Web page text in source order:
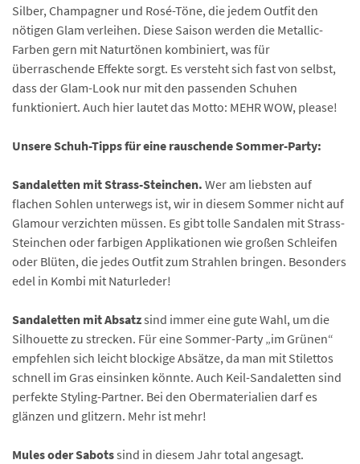
Silber, Champagner und Rosé-Töne, die jedem Outfit den
nötigen Glam verleihen. Diese Saison werden die Metallic-
Farben gern mit Naturtönen kombiniert, was für
überraschende Effekte sorgt. Es versteht sich fast von selbst,
dass der Glam-Look nur mit den passenden Schuhen
funktioniert. Auch hier lautet das Motto: MEHR WOW, please!
Unsere Schuh-Tipps für eine rauschende Sommer-Party:
Sandaletten mit Strass-Steinchen. Wer am liebsten auf
flachen Sohlen unterwegs ist, wir in diesem Sommer nicht auf
Glamour verzichten müssen. Es gibt tolle Sandalen mit Strass-
Steinchen oder farbigen Applikationen wie großen Schleifen
oder Blüten, die jedes Outfit zum Strahlen bringen. Besonders
edel in Kombi mit Naturleder!
Sandaletten mit Absatzsind immer eine gute Wahl, um die
Silhouette zu strecken. Für eine Sommer-Party „im Grünen“
empfehlen sich leicht blockige Absätze, da man mit Stilettos
schnell im Gras einsinken könnte. Auch Keil-Sandaletten sind
perfekte Styling-Partner. Bei den Obermaterialien darf es
glänzen und glitzern. Mehr ist mehr!
Mules oder Sabotssind in diesem Jahr total angesagt.